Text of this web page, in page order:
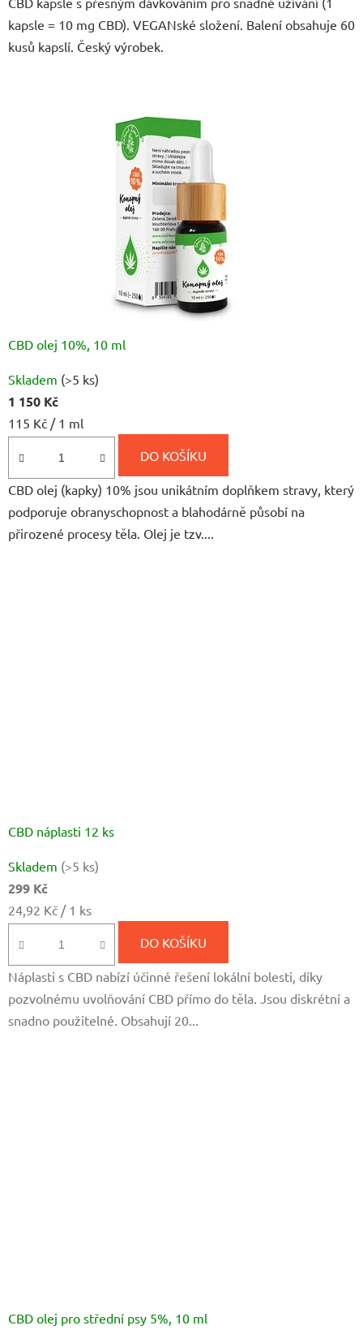
5
hvězdiček.
kapsle = 10 mg CBD). VEGANské složení. Balení obsahuje 60
kusů kapslí. Český výrobek.
CBD olej 10%, 10 ml
hodnocení
produktu
je
5,0
z
5
hvězdiček.
Skladem (>5 ks)
1 150 Kč
Měrná
115 Kč / 1 ml
DO KOŠÍKU
CBD olej (kapky) 10% jsou unikátním doplňkem stravy, který
podporuje obranyschopnost a blahodárně působí na
přirozené procesy těla. Olej je tzv....
CBD náplasti 12 ks
hodnocení
produktu
je
4,5
z
5
hvězdiček.
Skladem (>5 ks)
299 Kč
Měrná
24,92 Kč / 1 ks
DO KOŠÍKU
Náplasti s CBD nabízí účinné řešení lokální bolesti, díky
pozvolnému uvolňování CBD přímo do těla. Jsou diskrétní a
snadno použitelné. Obsahují 20...
CBD olej pro střední psy 5%, 10 ml